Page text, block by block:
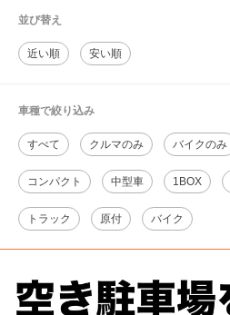
並び替え
近い順 安い順
車種で絞り込み
すべて クルマのみ バイクのみ
コンパクト 中型車 1BOX
トラック 原付 バイク